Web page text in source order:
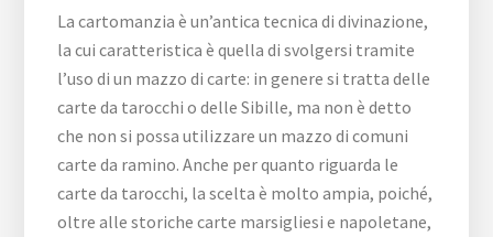
La cartomanzia è un’antica tecnica di divinazione,
la cui caratteristica è quella di svolgersi tramite
l’uso di un mazzo di carte: in genere si tratta delle
carte da tarocchi o delle Sibille, ma non è detto
che non si possa utilizzare un mazzo di comuni
carte da ramino. Anche per quanto riguarda le
carte da tarocchi, la scelta è molto ampia, poiché,
oltre alle storiche carte marsigliesi e napoletane,